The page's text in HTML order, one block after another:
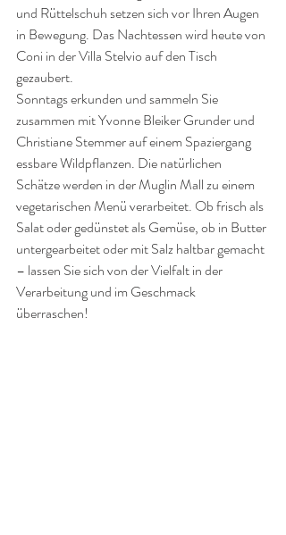
und Rüttelschuh setzen sich vor Ihren Augen
in Bewegung. Das Nachtessen wird heute von
Coni in der Villa Stelvio auf den Tisch
gezaubert.
Sonntags erkunden und sammeln Sie
zusammen mit Yvonne Bleiker Grunder und
Christiane Stemmer auf einem Spaziergang
essbare Wildpflanzen. Die natürlichen
Schätze werden in der Muglin Mall zu einem
vegetarischen Menü verarbeitet. Ob frisch als
Salat oder gedünstet als Gemüse, ob in Butter
untergearbeitet oder mit Salz haltbar gemacht
– lassen Sie sich von der Vielfalt in der
Verarbeitung und im Geschmack
überraschen!